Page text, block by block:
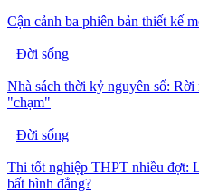
Cận cảnh ba phiên bản thiết kế
Đời sống
Nhà sách thời kỷ nguyên số:
"chạm"
Đời sống
Thi tốt nghiệp THPT nhiều đợt:
bất bình đẳng?